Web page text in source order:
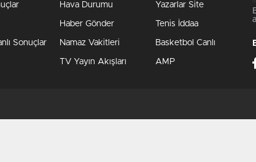
Sonuçlar
Hava Durumu
Haber Gönder
Namaz Vakitleri
TV Yayın Akışları
Yazarlar Site
Tenis İddaa
Basketbol Canlı
AMP